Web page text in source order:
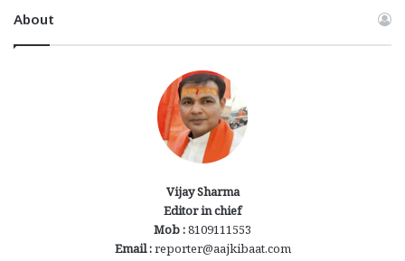
About
Vijay Sharma
Editor in chief
Mob :8109111553
Email :reporter@aajkibaat.com